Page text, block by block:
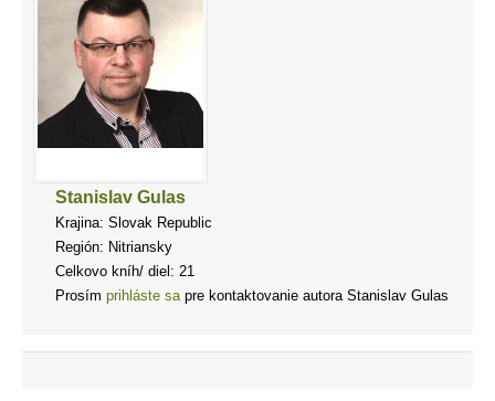
Stanislav Gulas
Krajina: Slovak Republic
Región: Nitriansky
Celkovo kníh/ diel: 21
Prosím prihláste sapre kontaktovanie autora Stanislav Gulas